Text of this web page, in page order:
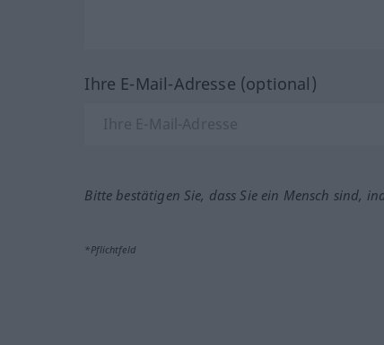
Ihre E-Mail-Adresse (optional)
Bitte bestätigen Sie, dass Sie ein Mensch sind,
*Pflichtfeld